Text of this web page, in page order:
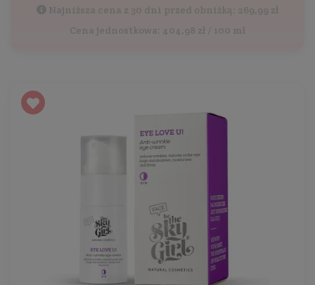
Najniższa cena z 30 dni przed obniżką: 269,99 zł
Cena jednostkowa: 404,98 zł / 100 ml